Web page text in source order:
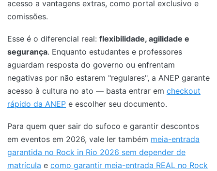
acesso a vantagens extras, como portal exclusivo e
comissões.
Esse é o diferencial real: flexibilidade, agilidade e
segurança. Enquanto estudantes e professores
aguardam resposta do governo ou enfrentam
negativas por não estarem "regulares", a ANEP garante
acesso à cultura no ato — basta entrar em checkout
rápido da ANEP e escolher seu documento.
Para quem quer sair do sufoco e garantir descontos
em eventos em 2026, vale ler também meia-entrada
garantida no Rock in Rio 2026 sem depender de
matrícula e como garantir meia-entrada REAL no Rock